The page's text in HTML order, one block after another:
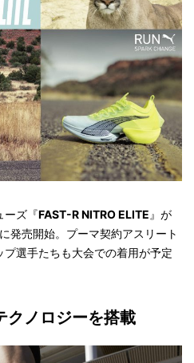
ーズ『FAST-R NITRO ELITE 』が
に発売開始。プーマ契約アスリート
選手たちも大会での着用が予定
クノロジーを搭載